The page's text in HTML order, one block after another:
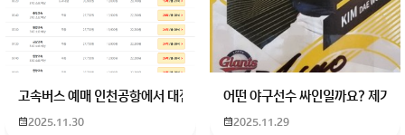
회원가입 혹은 광고 [X]를 누르면 내용이 보입니다
고속버스 예매 인천공항에서 대전으로 가는 버스를 이용하려하는데 버스
2025.11.30
어떤 야구선수 싸인일까요? 제가
2025.11.29